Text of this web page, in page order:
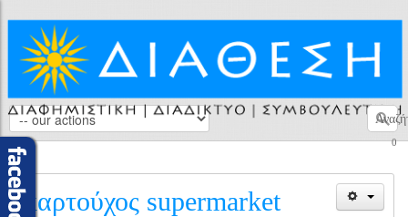
0
καρτούχος supermarket